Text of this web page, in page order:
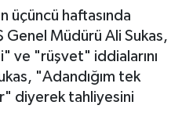
üçüncü haftasında
Genel Müdürü Ali Sukas,
ve "rüşvet" iddialarını
"Adandığım tek
diyerek tahliyesini